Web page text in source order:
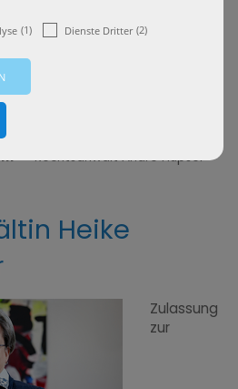
Gesellschaftsrecht,
Werkvertragsrecht.
auf Arbeitsrecht
sowie in der
einer deutschen
....
»Rechtsanwalt André Hüpsel
Heike
Zulassung
zur
(1) Dienste Dritter (2)